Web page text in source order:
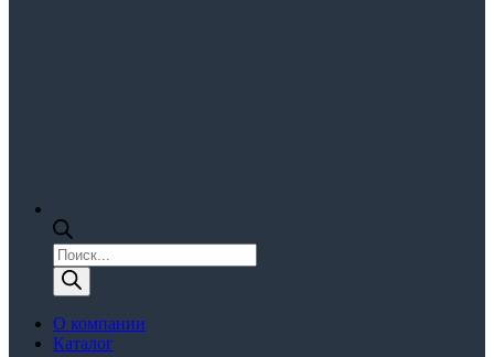
Поиск
товаров
О компании
Каталог